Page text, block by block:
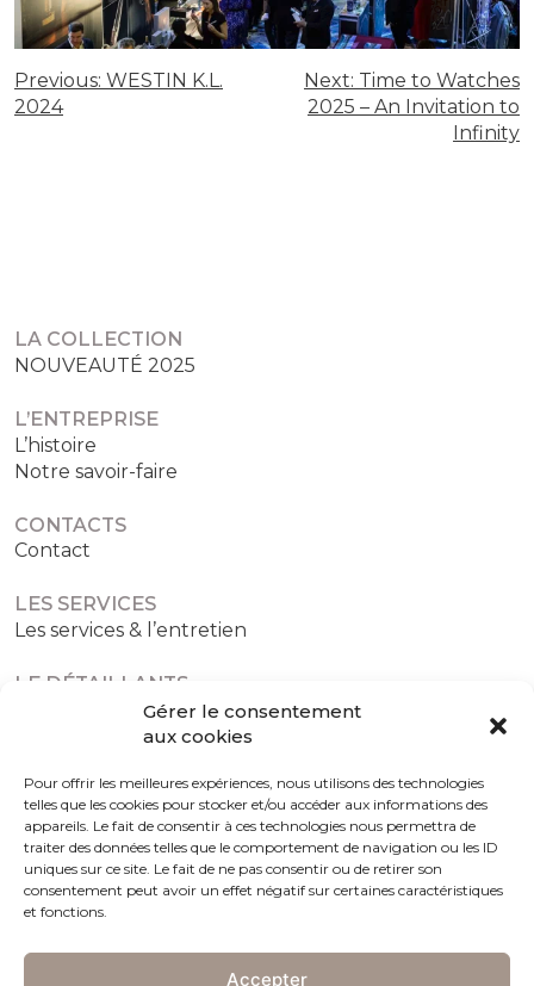
Gérer le consentement
aux cookies
Pour offrir les meilleures expériences, nous utilisons des technologies
telles que les cookies pour stocker et/ou accéder aux informations des
appareils. Le fait de consentir à ces technologies nous permettra de
traiter des données telles que le comportement de navigation ou les ID
uniques sur ce site. Le fait de ne pas consentir ou de retirer son
consentement peut avoir un effet négatif sur certaines caractéristiques
et fonctions.
Accepter
NAVIGATION
DE
Previous: WESTIN K.L.
2024
Next: Time to Watches
2025 – An Invitation to
Infinity
LA COLLECTION
NOUVEAUTÉ 2025
L’ENTREPRISE
L’histoire
Notre savoir-faire
CONTACTS
Contact
LES SERVICES
Les services & l’entretien
LE DÉTAILLANTS
Les détaillants agréés
Politique de confidentialité Politique de cookies (UE)